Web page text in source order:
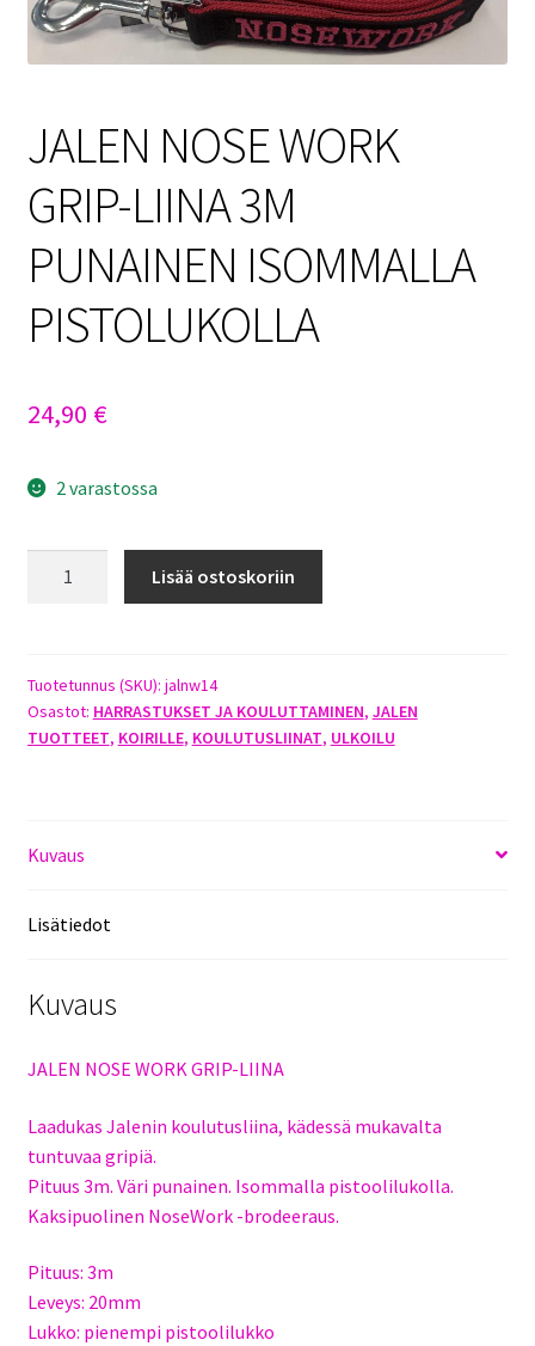
Sulo
Toimitusehdot
Uutisia
JALEN NOSE WORK
GRIP-LIINA 3M
PUNAINEN ISOMMALLA
PISTOLUKOLLA
24,90 €
2 varastossa
LIINA
3M
PUNAINEN
Lisää ostoskoriin
Tuotetunnus (SKU): jalnw14
Osastot: HARRASTUKSET JA KOULUTTAMINEN, JALEN
TUOTTEET, KOIRILLE, KOULUTUSLIINAT, ULKOILU
Kuvaus
Lisätiedot
Kuvaus
JALEN NOSE WORK GRIP-LIINA
Laadukas Jalenin koulutusliina, kädessä mukavalta
tuntuvaa gripiä.
Pituus 3m. Väri punainen. Isommalla pistoolilukolla.
Kaksipuolinen NoseWork -brodeeraus.
Pituus: 3m
Leveys: 20mm
Lukko: pienempi pistoolilukko